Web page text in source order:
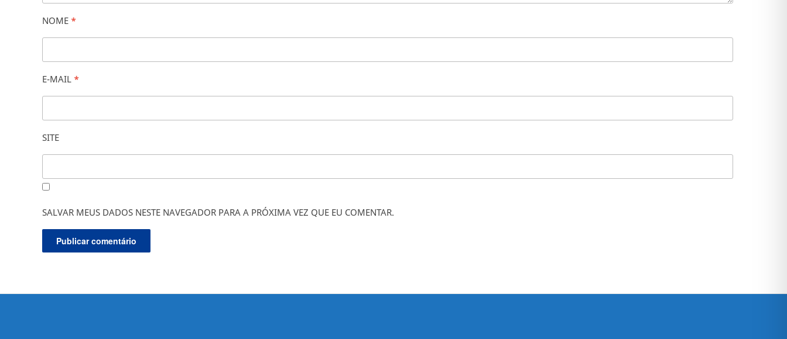
NOME *
E-MAIL *
SITE
SALVAR MEUS DADOS NESTE NAVEGADOR PARA A PRÓXIMA VEZ QUE EU COMENTAR.